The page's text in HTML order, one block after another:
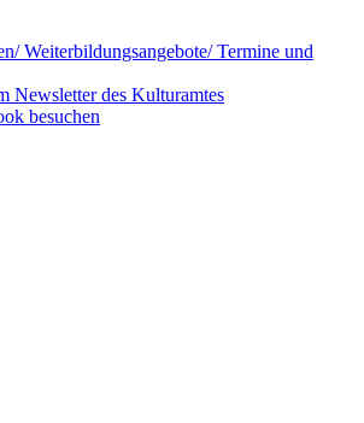
Weiterbildungsangebote/ Termine und
Newsletter des Kulturamtes
besuchen